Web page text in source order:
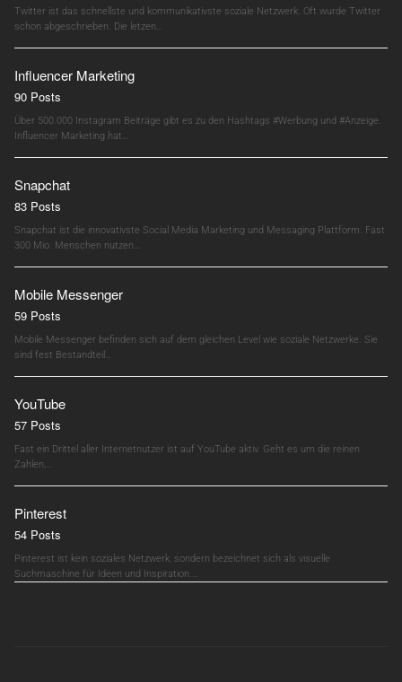
Twitter ist das schnellste und kommunikativste soziale Netzwerk. Oft wurde Twitter
schon abgeschrieben. Die letzen…
Influencer Marketing
90 Posts
Über 500.000 Instagram Beiträge gibt es zu den Hashtags #Werbung und #Anzeige.
Influencer Marketing hat…
Snapchat
83 Posts
Snapchat ist die innovativste Social Media Marketing und Messaging Plattform. Fast
300 Mio. Menschen nutzen…
Mobile Messenger
59 Posts
Mobile Messenger befinden sich auf dem gleichen Level wie soziale Netzwerke. Sie
sind fest Bestandteil…
YouTube
57 Posts
Fast ein Drittel aller Internetnutzer ist auf YouTube aktiv. Geht es um die reinen
Zahlen,…
Pinterest
54 Posts
Pinterest ist kein soziales Netzwerk, sondern bezeichnet sich als visuelle
Suchmaschine für Ideen und Inspiration.…